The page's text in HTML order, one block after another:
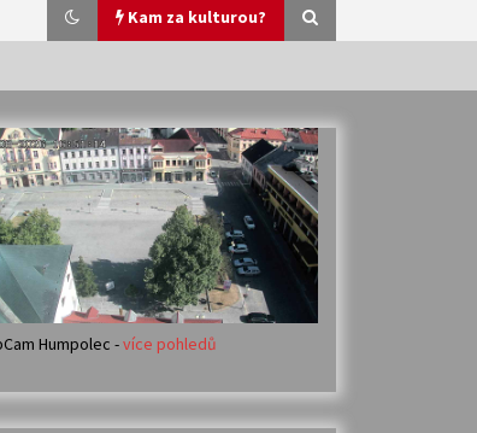
Kam za kulturou?
Veselí muzikanti
30. 7. 2026
Votavžatský ploty
23. 7. 2026
14. 7. 2026
Humpolec -více pohledů